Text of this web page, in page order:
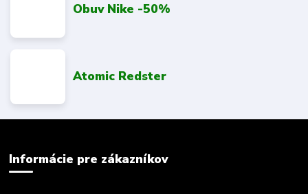
Obuv Nike -50%
Atomic Redster
Informácie pre zákazníkov